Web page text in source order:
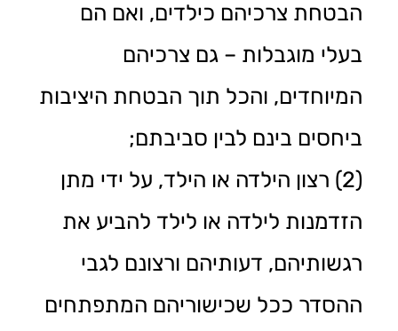
הבטחת צרכיהם כילדים, ואם הם
בעלי מוגבלות – גם צרכיהם
המיוחדים, והכל תוך הבטחת היציבות
ביחסים בינם לבין סביבתם;
(2) רצון הילדה או הילד, על ידי מתן
הזדמנות לילדה או לילד להביע את
רגשותיהם, דעותיהם ורצונם לגבי
ההסדר ככל שכישוריהם המתפתחים